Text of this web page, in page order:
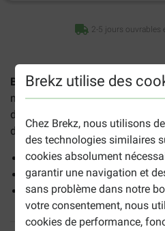
Brekz utilise des
Chez Brekz, nous utilisons
des technologies similaires
cookies absolument
garantir une navigation et
sans problème dans notre
votre consentement, nous
cookies de performance,
2-5 jours ouvrables
Brekz Snacks - Pattes de
naturel pour les chiens. Cette
de toutes les races. Vous
de 10 pièces ou des paquets de
100% naturel
Sans arômes ni colorants
Le plaisir de mâcher avec